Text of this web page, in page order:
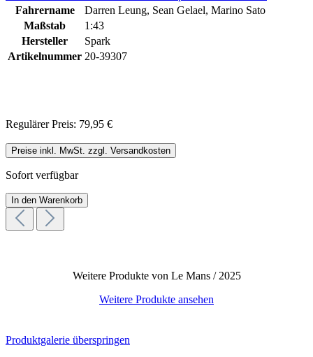
Fahrername
Darren Leung, Sean Gelael, Marino Sato
Maßstab
1:43
Hersteller
Spark
Artikelnummer 20-39307
Regulärer Preis: 79,95 €
Preise inkl. MwSt. zzgl. Versandkosten
Sofort verfügbar
In den Warenkorb
Weitere Produkte von Le Mans / 2025
Weitere Produkte ansehen
Produktgalerie überspringen